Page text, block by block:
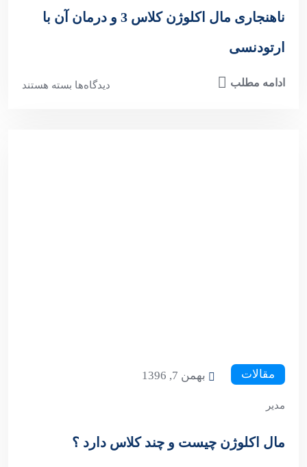
ناهنجاری مال اکلوژن کلاس 3 و درمان آن با
ارتودنسی
ادامه مطلب دیدگاه‌ها بسته هستند
مقالات بهمن 7, 1396
مدیر
مال اکلوژن چیست و چند کلاس دارد ؟